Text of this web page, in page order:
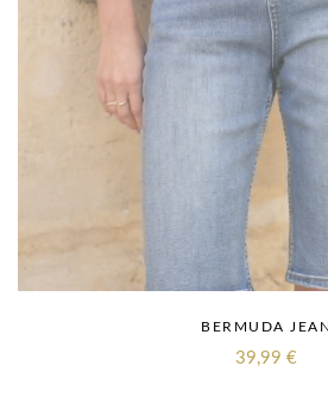
BERMUDA JEAN
39,99 €